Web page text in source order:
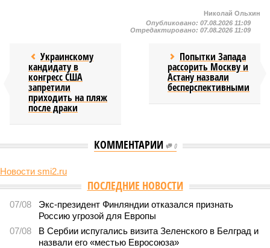
Николай Ольхин
Опубликовано: 07.08.2026 11:09
Отредактировано: 07.08.2026 11:09
Украинскому
кандидату в
конгресс США
запретили
приходить на пляж
после драки
Попытки Запада
рассорить Москву и
Астану назвали
бесперспективными
КОММЕНТАРИИ 0
Новости smi2.ru
ПОСЛЕДНИЕ НОВОСТИ
07/08
Экс-президент Финляндии отказался признать
Россию угрозой для Европы
07/08
В Сербии испугались визита Зеленского в Белград и
назвали его «местью Евросоюза»